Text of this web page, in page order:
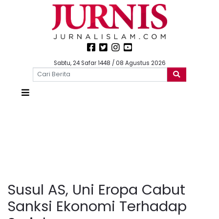
Sabtu, 24 Safar 1448 / 08 Agustus 2026
Susul AS, Uni Eropa Cabut
Sanksi Ekonomi Terhadap